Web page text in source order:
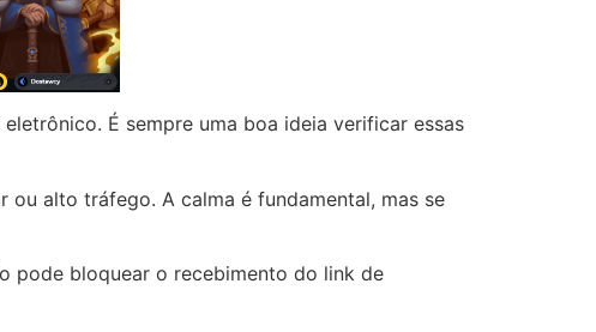
É sempre uma boa ideia verificar essas
alto tráfego. A calma é fundamental, mas se
pode bloquear o recebimento do link de